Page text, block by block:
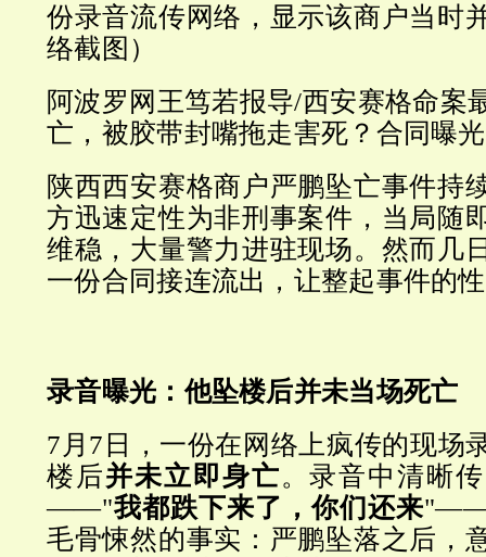
份录音流传网络，显示该商户当时
络截图）
阿波罗网王笃若报导/西安赛格命案
亡，被胶带封嘴拖走害死？合同曝
陕西西安赛格商户严鹏坠亡事件持
方迅速定性为非刑事案件，当局随
维稳，大量警力进驻现场。然而几
一份合同接连流出，让整起事件的
录音曝光：他坠楼后并未当场死亡
7月7日，一份在网络上疯传的现场
楼后并未立即身亡。录音中清晰
——"我都跌下来了，你们还来"——
毛骨悚然的事实：严鹏坠落之后，